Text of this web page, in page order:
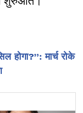
होगा?”: मार्च रोके